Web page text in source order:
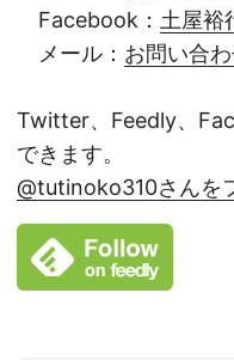
Facebook： 土屋裕
メール： お問い合
Twitter、Feedly、
できます。
@tutinoko310さんを